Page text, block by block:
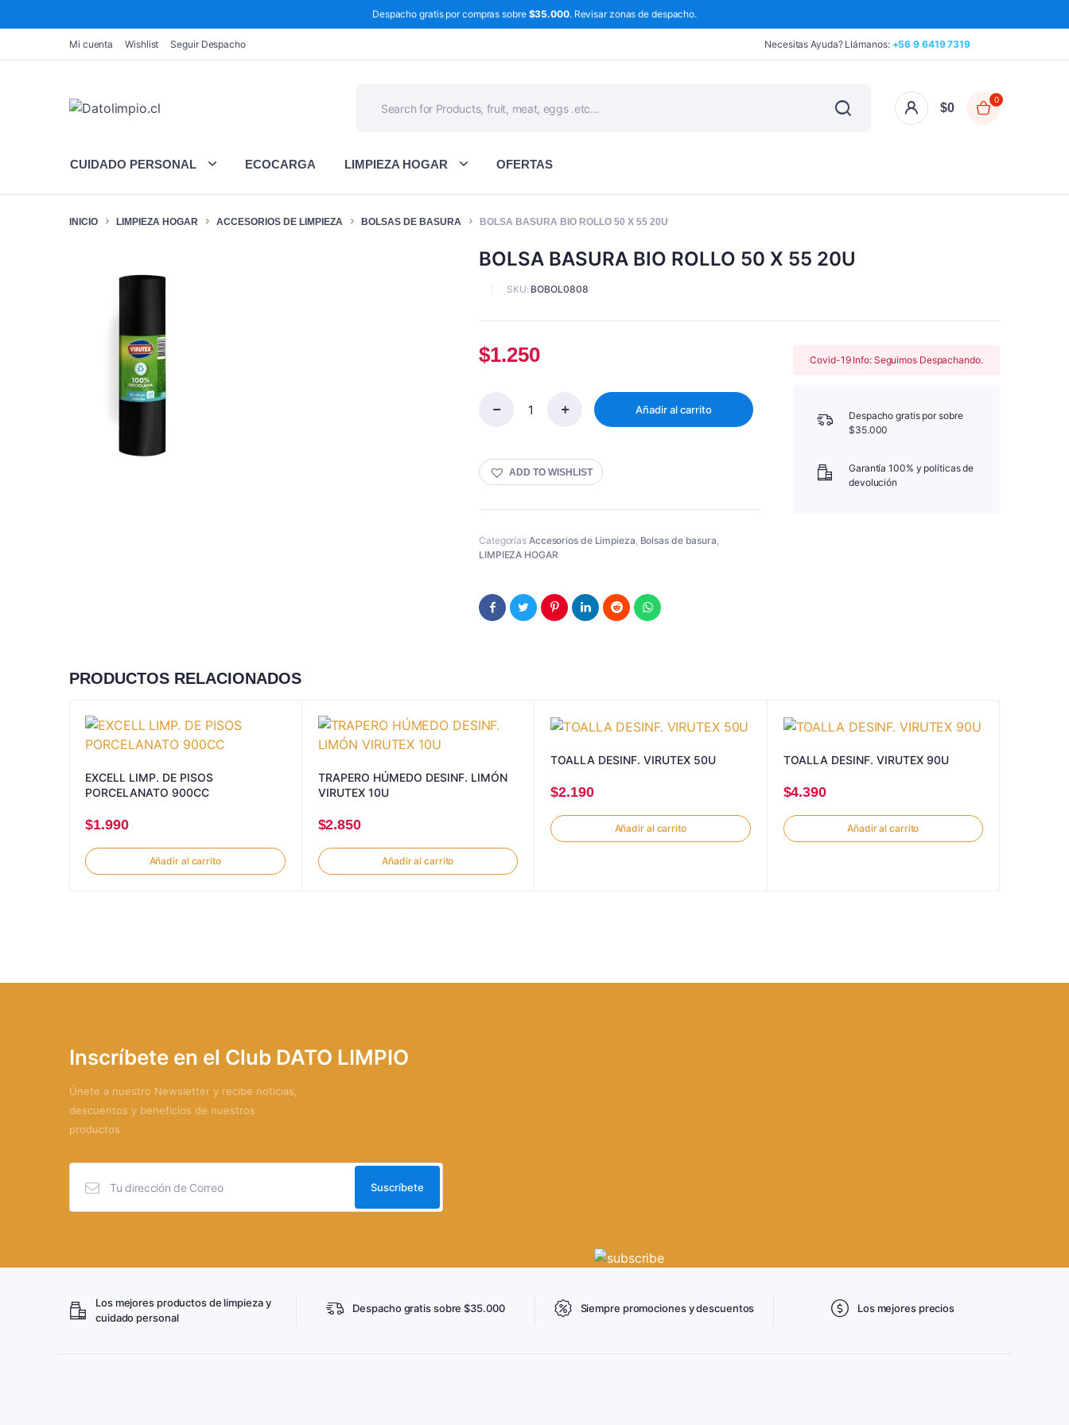
Despacho gratis por compras sobre $35.000. Revisar zonas de despacho.
Mi cuenta Wishlist Seguir Despacho Necesitas Ayuda? Llámanos: +56 9 6419 7319
$0
0
CUIDADO PERSONAL ECOCARGA LIMPIEZA HOGAR OFERTAS
INICIO LIMPIEZA HOGAR ACCESORIOS DE LIMPIEZA BOLSAS DE BASURA BOLSA BASURA BIO ROLLO 50 X 55 20U
BOLSA BASURA BIO ROLLO 50 X 55 20U
SKU: BOBOL0808
$1.250
ROLLO
50
55
Cantidad
Añadir al carrito
ADD TO WISHLIST
Categorías Accesorios de Limpieza, Bolsas de basura,
LIMPIEZA HOGAR
Covid-19 Info: Seguimos Despachando.
Despacho gratis por sobre
$35.000
Garantía 100% y políticas de
devolución
PRODUCTOS RELACIONADOS
EXCELL LIMP. DE PISOS
PORCELANATO 900CC
$1.990
Añadir al carrito
TRAPERO HÚMEDO DESINF. LIMÓN
VIRUTEX 10U
$2.850
Añadir al carrito
TOALLA DESINF. VIRUTEX 50U
$2.190
Añadir al carrito
TOALLA DESINF. VIRUTEX 90U
$4.390
Añadir al carrito
Inscríbete en el Club DATO LIMPIO
Únete a nuestro Newsletter y recibe noticias,
descuentos y beneficios de nuestros
productos
Los mejores productos de limpieza y
cuidado personal
Despacho gratis sobre $35.000 Siempre promociones y descuentos Los mejores precios